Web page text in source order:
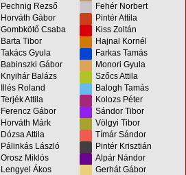
Pechnig Rezső
Fehér Norbert
Horváth Gábor
Pintér Attila
Gombkötő Csaba
Kiss Zoltán
Barta Tibor
Hajnal Kornél
Takács Gyula
Farkas Tamás
Babinszki Gábor
Monori Gyula
Knyihár Balázs
Szőcs Attila
Illés Roland
Balogh Tamás
Terjék Attila
Kolozs Péter
Ferencz Gábor
Sándor Tibor
Horváth Márk
Völgyi Tibor
Dózsa Attila
Tímár Sándor
Pálinkás László
Pintér Krisztián
Orosz Miklós
Alpár Nándor
Lengyel Ákos
Gerhát Gábor